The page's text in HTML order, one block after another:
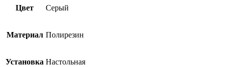
Цвет Серый
Материал Полирезин
Установка Настольная